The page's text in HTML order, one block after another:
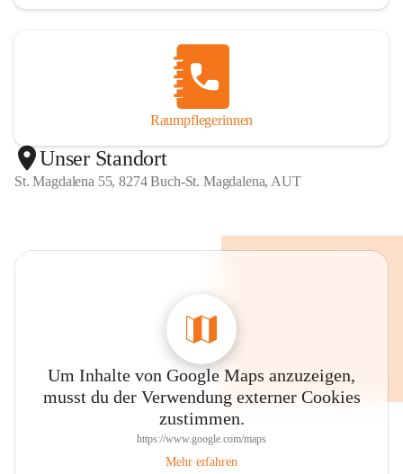
Raumpflegerinnen
Unser Standort
St. Magdalena 55, 8274 Buch-St. Magdalena, AUT
Um Inhalte von Google Maps anzuzeigen,
musst du der Verwendung externer Cookies
zustimmen.
https://www.google.com/maps
Mehr erfahren